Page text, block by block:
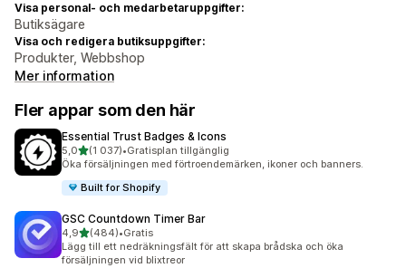
Visa personal- och medarbetaruppgifter:
Butiksägare
Visa och redigera butiksuppgifter:
Produkter, Webbshop
Mer information
Fler appar som den här
Essential Trust Badges & Icons
5,0av 5 stjärnor
(1 037)
1037 recensioner totalt
•Gratisplan tillgänglig
Öka försäljningen med förtroendemärken, ikoner och banners.
Built for Shopify
GSC Countdown Timer Bar
4,9av 5 stjärnor
(484)
484 recensioner totalt
•Gratis
Lägg till ett nedräkningsfält för att skapa brådska och öka
försäljningen vid blixtreor